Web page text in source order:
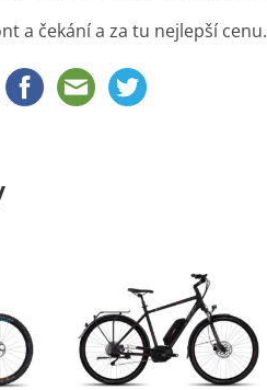
a čekání a za tu nejlepší cenu.